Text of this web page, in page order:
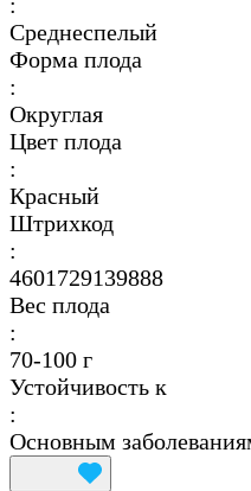
Среднеспелый
Форма плода
:
Округлая
Цвет плода
:
Красный
Штрихкод
:
4601729139888
Вес плода
:
70-100 г
Устойчивость к
:
Основным